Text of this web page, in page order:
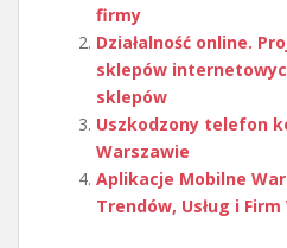
firmy
Działalność online.
sklepów
sklepów
Uszkodzony telefon
Warszawie
Aplikacje Mobilne
Trendów, Usług i